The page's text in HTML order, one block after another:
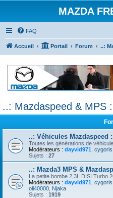
MAZDA
FAQ
Accueil Portail Forum ..:
..: Mazdaspeed & MPS
..: Véhicules Mazdaspeed
Toutes les générations de
Modérateurs : dayvid971 cygoris
Sujets : 27
..: Mazda3 MPS &
La petite bombe 2,3L DISI Turbo
Modérateurs : dayvid971 cygoris
oli40000 Njaka
Sujets : 1919